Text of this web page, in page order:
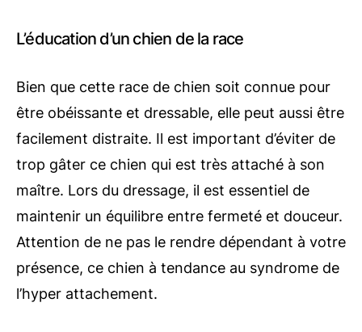
L’éducation d’un chien de la race
Bien que cette race de chien soit connue pour
être obéissante et dressable, elle peut aussi être
facilement distraite. Il est important d’éviter de
trop gâter ce chien qui est très attaché à son
maître. Lors du dressage, il est essentiel de
maintenir un équilibre entre fermeté et douceur.
Attention de ne pas le rendre dépendant à votre
présence, ce chien à tendance au syndrome de
l’hyper attachement.